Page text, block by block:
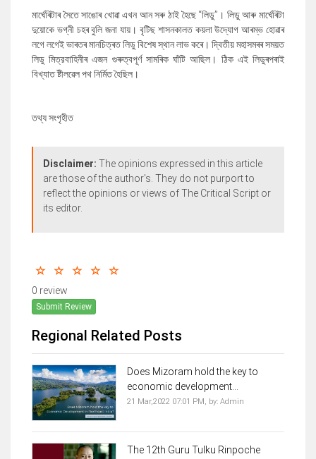
মাৰ্ঘেৰিটাৰ সৈতে সাঙোৰ খোৱা এখন আন সৰু ঠাই হৈছে “লিডু”। লিডু আৰু মাৰ্ঘেৰিটা
দুয়োকে ভগ্নী চহৰ বুলি জনা যায়। বৃটিছ শাসনকালত কয়লা উদ্যোগ আৰম্ভ হোৱাৰ
লগে লগেই ভাৰতৰ মানচিত্ৰত লিডু বিশেষ স্থান লাভ কৰে। দ্বিতীয় মহাসমৰৰ সময়ত
লিডু মিত্রবাহিনীৰ এজন গুৰুত্বপূর্ণ সামৰিক ঘাঁটি আছিল। ঠিক এই লিডুৰপৰাই
বিখ্যাত ষ্টীলৱেল পথ নিৰ্মিত হৈছিল।
তথ্য সংগৃহীত
Disclaimer: The opinions expressed in this article
are those of the author's. They do not purport to
reflect the opinions or views of The Critical Script or
its editor.
0 review
Submit Review
Regional Related Posts
Does Mizoram hold the key to
economic development...
21 Mar,2022 07:01 PM, by: Admin
The 12th Guru Tulku Rinpoche